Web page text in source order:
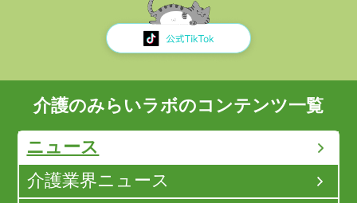
介護のみらいラボのコンテンツ一覧
ニュース
介護業界ニュース